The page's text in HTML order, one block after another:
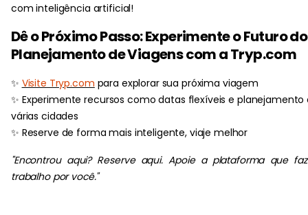
com inteligência artificial!
Dê o Próximo Passo: Experimente o Futuro do
Planejamento de Viagens com a Tryp.com
✨ Visite Tryp.com para explorar sua próxima viagem
✨ Experimente recursos como datas flexíveis e planejamento
várias cidades
✨ Reserve de forma mais inteligente, viaje melhor
"Encontrou aqui? Reserve aqui. Apoie a plataforma que
trabalho por você."